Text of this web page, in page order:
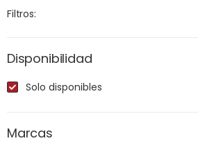
Filtros:
Disponibilidad
Solo disponibles
Marcas